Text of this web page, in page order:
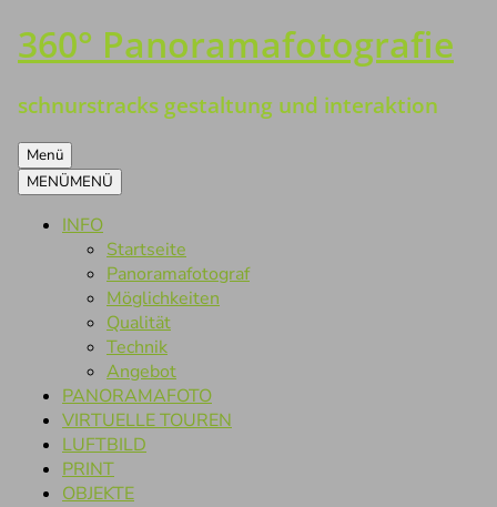
Zum
Inhalt
360° Panoramafotografie
schnurstracks gestaltung und interaktion
Menü
MENÜMENÜ
INFO
Startseite
Panoramafotograf
Möglichkeiten
Qualität
Technik
Angebot
PANORAMAFOTO
VIRTUELLE TOUREN
LUFTBILD
PRINT
OBJEKTE